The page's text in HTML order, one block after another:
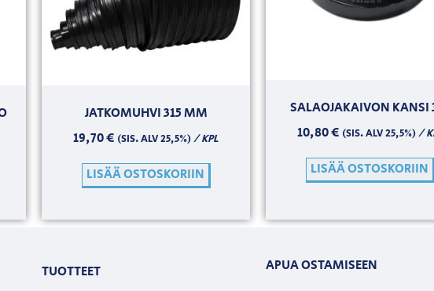
JATKOMUHVI 315 MM
19,70€ (SIS. ALV 25,5%)/ KPL
LISÄÄ OSTOSKORIIN
SALAOJAKAIVON KANSI
10,80€ (SIS. ALV 25,5%)/
LISÄÄ OSTOSKORIIN
TUOTTEET
APUA OSTAMISEEN